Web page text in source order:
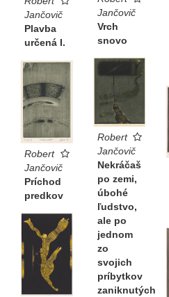
Jančovič
Plavba
určená I.
Jančovič
Vrch
snovo
Robert
Jančovič
Nekráčaš
po zemi,
úbohé
ľudstvo,
ale po
jednom
zo
svojich
príbytkov
zaniknutých
Robert
Jančovič
Príchod
predkov